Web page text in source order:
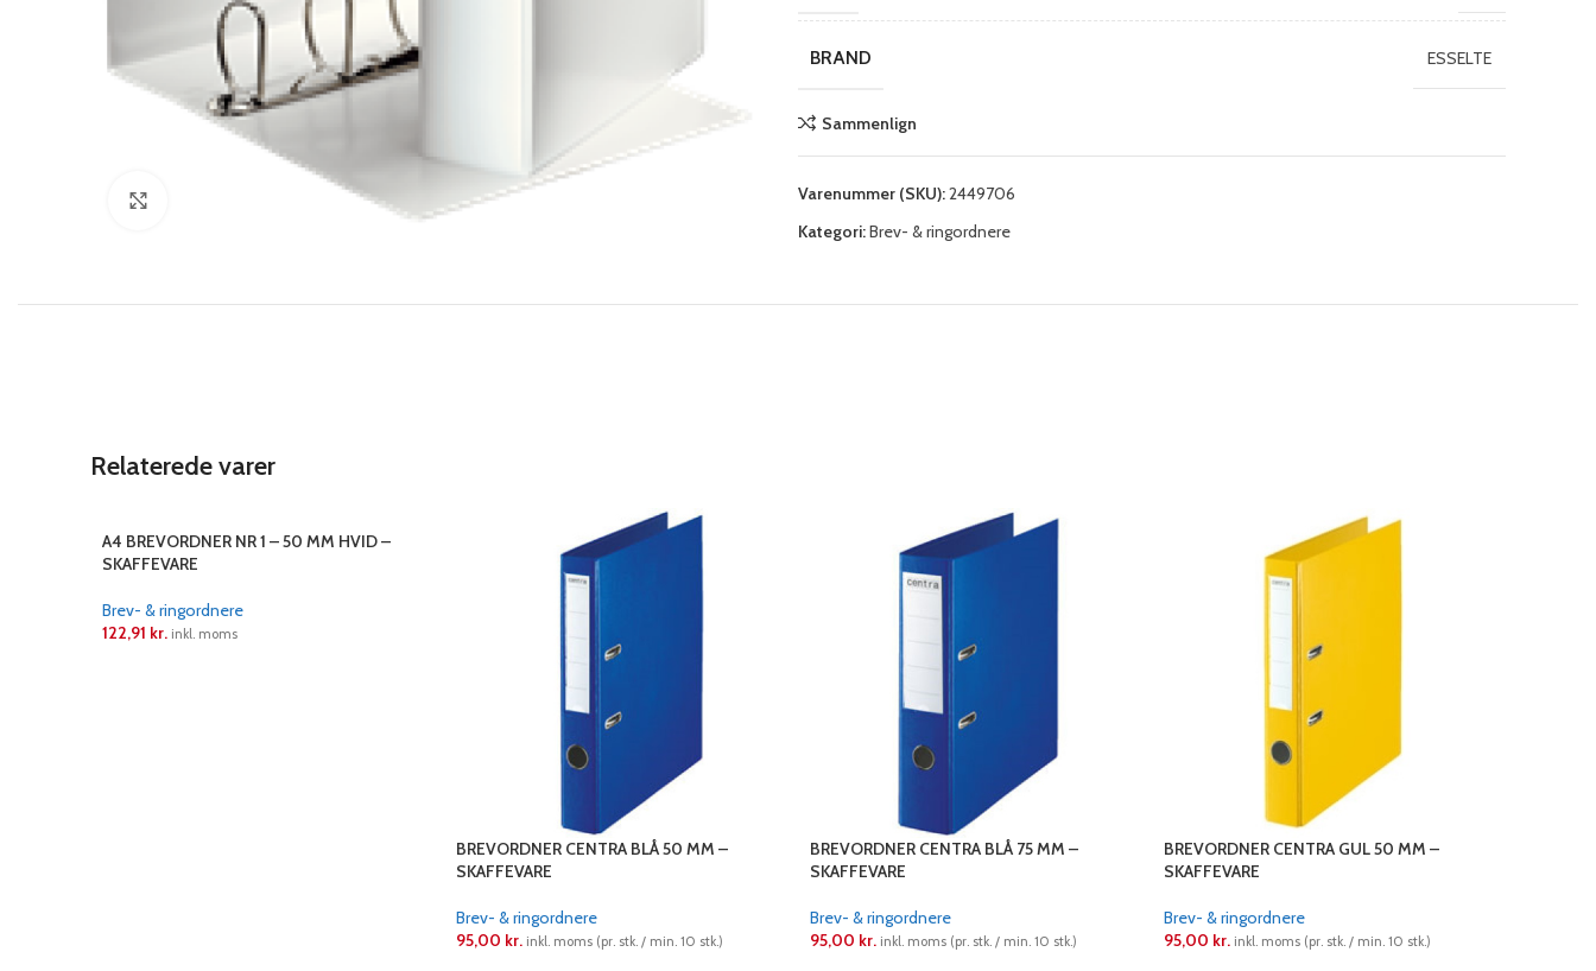
BRAND ESSELTE
Sammenlign
Varenummer (SKU):2449706
Kategori:Brev- & ringordnere
Relaterede varer
A4 BREVORDNER NR 1 – 50 MM HVID –
SKAFFEVARE
Brev- & ringordnere
122,91 kr. inkl. moms
BREVORDNER CENTRA BLÅ 50 MM –
SKAFFEVARE
Brev- & ringordnere
95,00 kr. inkl. moms (pr. stk. / min. 10 stk.)
BREVORDNER CENTRA BLÅ 75 MM –
SKAFFEVARE
Brev- & ringordnere
95,00 kr. inkl. moms (pr. stk. / min. 10 stk.)
BREVORDNER CENTRA GUL 50 MM –
SKAFFEVARE
Brev- & ringordnere
95,00 kr. inkl. moms (pr. stk. / min. 10 stk.)